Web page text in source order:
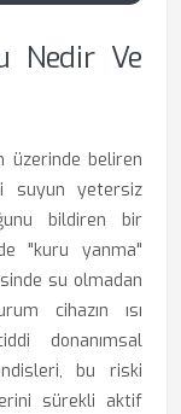
Nedir Ve
üzerinde beliren
suyun yetersiz
bildiren bir
"kuru yanma"
su olmadan
cihazın ısı
donanımsal
bu riski
sürekli aktif